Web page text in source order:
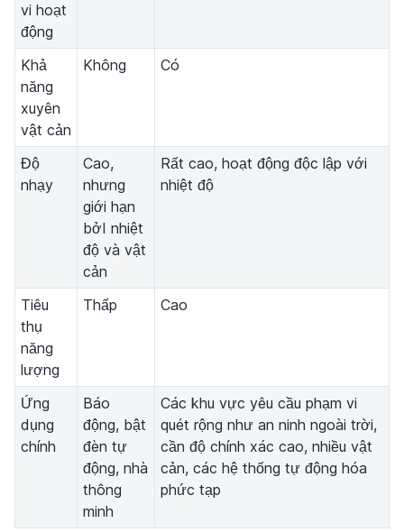
vi hoạt
động
Khả
năng
xuyên
vật cản
Không Có
Độ
nhạy
Cao,
nhưng
giới hạn
bởI nhiệt
độ và vật
cản
Rất cao, hoạt động độc lập với
nhiệt độ
Tiêu
thụ
năng
lượng
Thấp Cao
Ứng
dụng
chính
Báo
động, bật
đèn tự
động, nhà
thông
minh
Các khu vực yêu cầu phạm vi
quét rộng như an ninh ngoài trời,
cần độ chính xác cao, nhiều vật
cản, các hệ thống tự động hóa
phức tạp